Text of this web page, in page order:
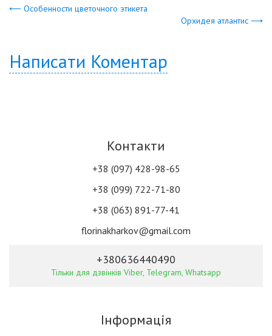
⟵ Особенности цветочного этикета
Орхидея атлантис ⟶
Написати Коментар
Контакти
+38 (097) 428-98-65
+38 (099) 722-71-80
+38 (063) 891-77-41
florinakharkov@gmail.com
+380636440490
Тільки для дзвінків Viber, Telegram, Whatsapp
Інформація